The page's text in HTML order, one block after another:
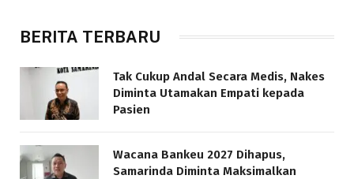
BERITA TERBARU
Tak Cukup Andal Secara Medis, Nakes
Diminta Utamakan Empati kepada
Pasien
Wacana Bankeu 2027 Dihapus,
Samarinda Diminta Maksimalkan